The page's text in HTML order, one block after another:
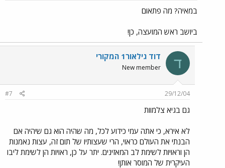
במאיה? מה פתאום
ביושב ראש המועצה, כן!
ד דוד גילאור1 המקורי
New member
29/12/04
#7
גם בגיא צלמוות
לא אירא, כי אתה עמי כידוע לכל, מה שהיה הוא גם שיהיה אם
הבנתי את העולם כראוי, הרי שעצותיו של תום זה, עצות נאמנות
הן וראויות לשימת לב המאזינים. יתר על כן, ראויות הן לשימת ליבו
העיקרית של המוסר אותן!